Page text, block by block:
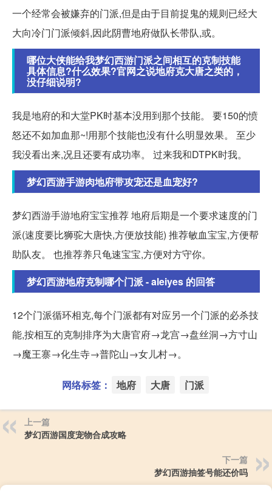
一个经常会被嫌弃的门派,但是由于目前捉鬼的规则已经大
大向冷门门派倾斜,因此阴曹地府做队长带队,或。
哪位大侠能给我梦幻西游门派之间相互的克制技能
具体信息?什么效果?官网之说地府克大唐之类的，
没仔细说明?
我是地府的和大堂PK时基本没用到那个技能。 要150的愤
怒还不如加血那~!用那个技能也没有什么明显效果。 至少
我没看出来,况且还要有成功率。 过来我和DTPK时我。
梦幻西游手游肉地府带攻宠还是血宠好?
梦幻西游手游地府宝宝推荐 地府后期是一个要求速度的门
派(速度要比狮驼大唐快,方便放技能) 推荐敏血宝宝,方便帮
助队友。 也推荐养只龟速宝宝,方便对方守你。
梦幻西游地府克制哪个门派 - aleiyes 的回答
12个门派循环相克,每个门派都有对应另一个门派的必杀技
能,按相互的克制排序为大唐官府→龙宫→盘丝洞→方寸山
→魔王寨→化生寺→普陀山→女儿村→。
网络标签： 地府 大唐 门派
上一篇
梦幻西游国度宠物合成攻略
下一篇
梦幻西游抽签号能还价吗